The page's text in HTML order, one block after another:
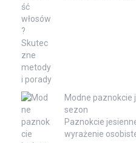
Modne paznokcie
sezon
Paznokcie
wyrażenie